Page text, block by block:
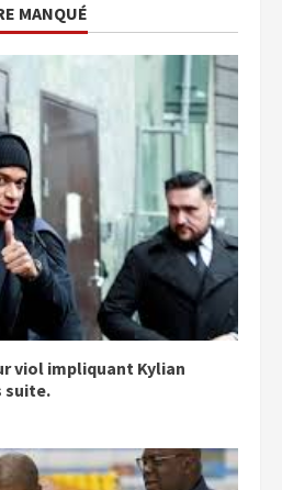
MANQUÉ
viol impliquant Kylian
suite.